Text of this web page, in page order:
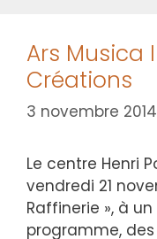
Ars Musica
Créations
3 novembre 2014
Le centre Henri
vendredi 21
Raffinerie », à
programme, des